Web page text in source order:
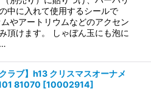
中に入れて使用するシールで
やアートリウムなどのアクセン
頂けます。 しゃぼん玉にも泡に
ラブ】h13 クリスマスオーナメ
81070 [10002914]